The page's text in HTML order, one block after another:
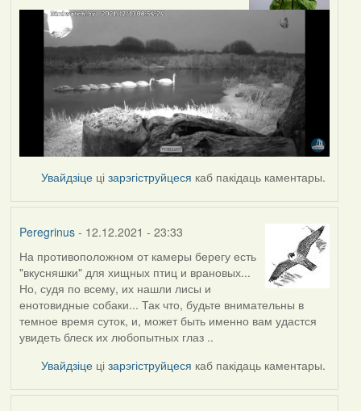
Увайдзіце цізарэгіструйцеся каб пакідаць каментары.
Peregrinus- 12.12.2021 - 23:33
На противоположном от камеры берегу есть
"вкусняшки" для хищных птиц и врановых...
Но, судя по всему, их нашли лисы и
енотовидные собаки... Так что, будьте внимательны в
темное время суток, и, может быть именно вам удастся
увидеть блеск их любопытных глаз ..
Увайдзіце цізарэгіструйцеся каб пакідаць каментары.